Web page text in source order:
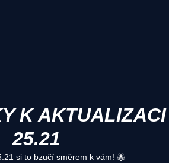
K AKTUALIZACI
25.21
si to bzučí směrem k vám! 🐝